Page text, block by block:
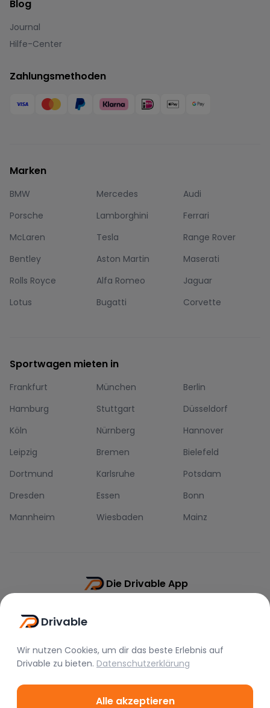
Blog
Journal
Hilfe-Center
Zahlungsmethoden
Marken
BMW Mercedes
Audi
Porsche
Lamborghini
Ferrari
McLaren
Tesla
Range Rover
Bentley
Aston Martin
Maserati
Rolls Royce
Alfa Romeo
Jaguar
Lotus
Bugatti Corvette
Sportwagen mieten in
Frankfurt München
Berlin
Hamburg
Stuttgart
Düsseldorf
Köln
Nürnberg
Hannover
Leipzig
Bremen
Bielefeld
Dortmund
Karlsruhe
Potsdam
Dresden
Essen
Bonn
Mannheim
Wiesbaden Mainz
Die Drivable App
Drivable
Wir nutzen Cookies, um dir das beste Erlebnis auf
Drivable zu bieten. Datenschutzerklärung
Alle akzeptieren